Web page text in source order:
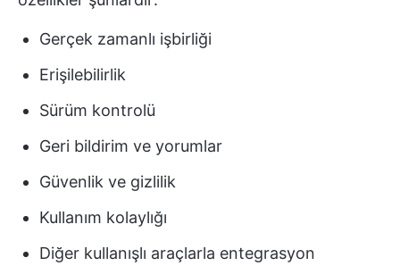
Gerçek zamanlı işbirliği
Erişilebilirlik
Sürüm kontrolü
Geri bildirim ve yorumlar
Güvenlik ve gizlilik
Kullanım kolaylığı
Diğer kullanışlı araçlarla entegrasyon